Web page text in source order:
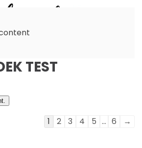
TEST
Navigatie
1 2 3 4 5 ... 6
→